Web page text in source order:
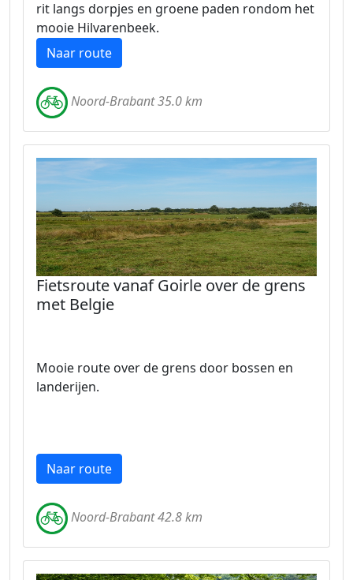
rit langs dorpjes en groene paden rondom het
mooie Hilvarenbeek.
Naar route
Noord-Brabant 35.0 km
Fietsroute vanaf Goirle over de grens
met Belgie
Mooie route over de grens door bossen en
landerijen.
Naar route
Noord-Brabant 42.8 km